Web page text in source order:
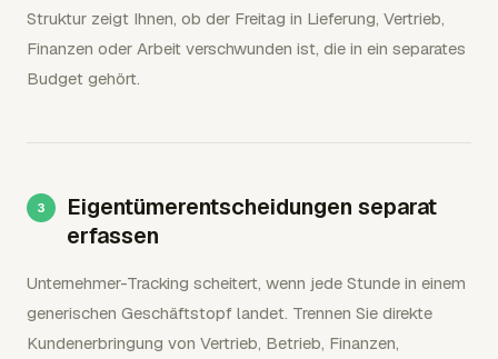
Struktur zeigt Ihnen, ob der Freitag in Lieferung, Vertrieb,
Finanzen oder Arbeit verschwunden ist, die in ein separates
Budget gehört.
Eigentümerentscheidungen separat
erfassen
Unternehmer-Tracking scheitert, wenn jede Stunde in einem
generischen Geschäftstopf landet. Trennen Sie direkte
Kundenerbringung von Vertrieb, Betrieb, Finanzen,